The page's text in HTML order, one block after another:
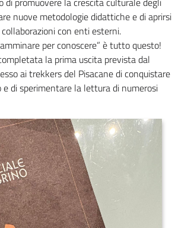
nuove metodologie didattiche e di aprirsi
con enti esterni.
per conoscere” è tutto questo!
la prima uscita prevista dal
ai trekkers del Pisacane di conquistare
e di sperimentare la lettura di numerosi